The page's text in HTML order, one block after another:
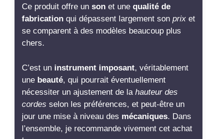
Ce produit offre un son et une qualité de
fabrication qui dépassent largement son prix et
se comparent à des modèles beaucoup plus
chers.
C’est un instrument imposant, véritablement
une beauté, qui pourrait éventuellement
nécessiter un ajustement de la hauteur des
cordes selon les préférences, et peut-être un
jour une mise à niveau des mécaniques. Dans
l’ensemble, je recommande vivement cet achat